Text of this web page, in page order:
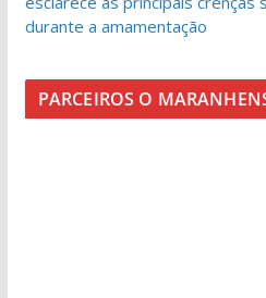
durante a amamentação
PARCEIROS O